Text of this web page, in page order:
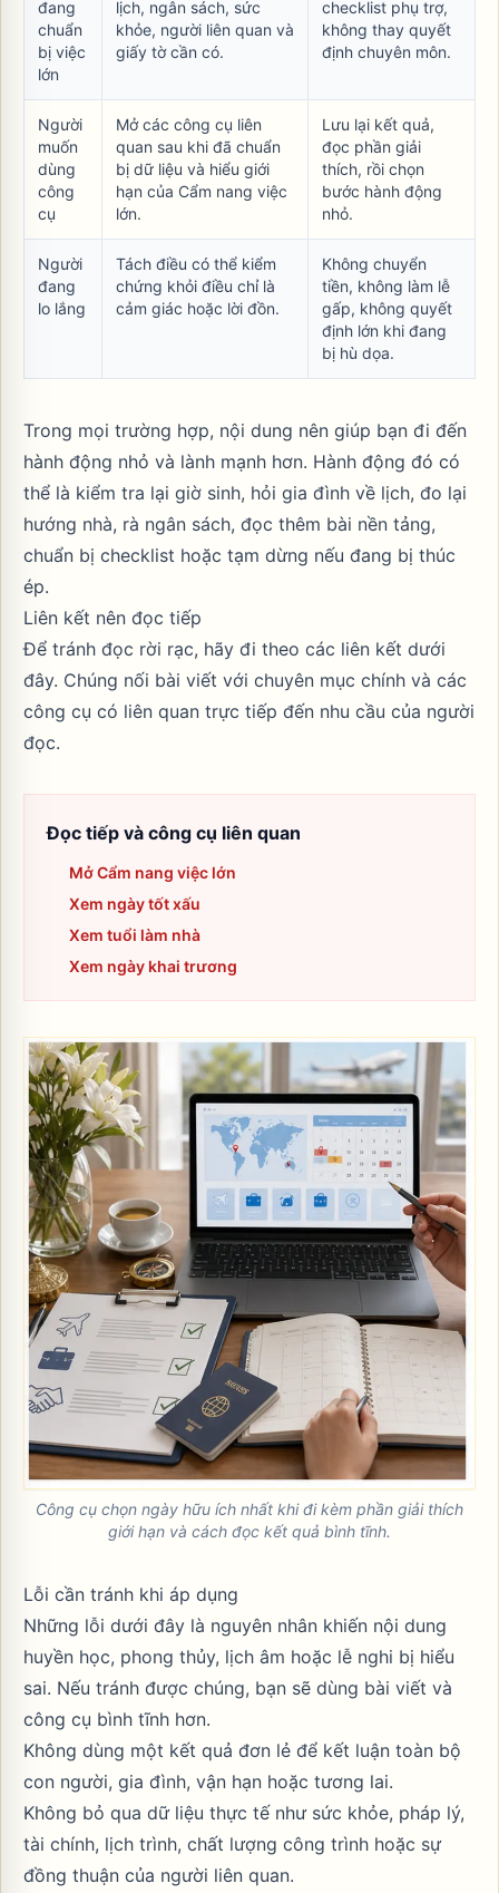
đang
chuẩn
bị việc
lớn
lịch, ngân sách, sức
khỏe, người liên quan và
giấy tờ cần có.
checklist phụ trợ,
không thay quyết
định chuyên môn.
Người
muốn
dùng
công
cụ
Mở các công cụ liên
quan sau khi đã chuẩn
bị dữ liệu và hiểu giới
hạn của Cẩm nang việc
lớn.
Lưu lại kết quả,
đọc phần giải
thích, rồi chọn
bước hành động
nhỏ.
Người
đang
lo lắng
Tách điều có thể kiểm
chứng khỏi điều chỉ là
cảm giác hoặc lời đồn.
Không chuyển
tiền, không làm lễ
gấp, không quyết
định lớn khi đang
bị hù dọa.
Trong mọi trường hợp, nội dung nên giúp bạn đi đến
hành động nhỏ và lành mạnh hơn. Hành động đó có
thể là kiểm tra lại giờ sinh, hỏi gia đình về lịch, đo lại
hướng nhà, rà ngân sách, đọc thêm bài nền tảng,
chuẩn bị checklist hoặc tạm dừng nếu đang bị thúc
ép.
Liên kết nên đọc tiếp
Để tránh đọc rời rạc, hãy đi theo các liên kết dưới
đây. Chúng nối bài viết với chuyên mục chính và các
công cụ có liên quan trực tiếp đến nhu cầu của người
đọc.
Đọc tiếp và công cụ liên quan
Mở Cẩm nang việc lớn
Xem ngày tốt xấu
Xem tuổi làm nhà
Xem ngày khai trương
Công cụ chọn ngày hữu ích nhất khi đi kèm phần giải thích
giới hạn và cách đọc kết quả bình tĩnh.
Lỗi cần tránh khi áp dụng
Những lỗi dưới đây là nguyên nhân khiến nội dung
huyền học, phong thủy, lịch âm hoặc lễ nghi bị hiểu
sai. Nếu tránh được chúng, bạn sẽ dùng bài viết và
công cụ bình tĩnh hơn.
Không dùng một kết quả đơn lẻ để kết luận toàn bộ
con người, gia đình, vận hạn hoặc tương lai.
Không bỏ qua dữ liệu thực tế như sức khỏe, pháp lý,
tài chính, lịch trình, chất lượng công trình hoặc sự
đồng thuận của người liên quan.